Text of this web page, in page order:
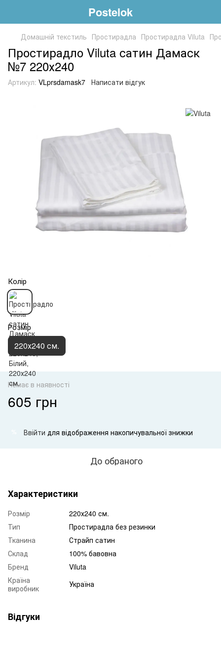
Postelok
Домашній текстиль Простирадла Простирадла Viluta
Простирадло Viluta сатин Дамаск
№7 220х240
Артикул: VLprsdamask7 Написати відгук
Колір
Розмір
220х240 см.
Немає в наявності
605 грн
Ввійти для відображення накопичувальної знижки
До обраного
Характеристики
Розмір
220х240 см.
Тип
Простирадла без резинки
Тканина
Страйп сатин
Склад
100% бавовна
Бренд
Viluta
Країна
виробник
Україна
Відгуки